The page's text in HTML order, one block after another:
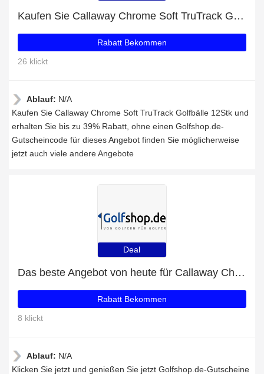
Kaufen Sie Callaway Chrome Soft TruTrack Golfbälle 12Stk und erhalten Sie bis zu 39% Rabatt
Rabatt Bekommen
26 klickt
Ablauf: N/A
Kaufen Sie Callaway Chrome Soft TruTrack Golfbälle 12Stk und
erhalten Sie bis zu 39% Rabatt, ohne einen Golfshop.de-
Gutscheincode für dieses Angebot finden Sie möglicherweise
jetzt auch viele andere Angebote
Deal
Das beste Angebot von heute für Callaway Chrome Soft X Bälle 12 Stk - bis zu 22% Rabatt
Rabatt Bekommen
8 klickt
Ablauf: N/A
Klicken Sie jetzt und genießen Sie jetzt Golfshop.de-Gutscheine